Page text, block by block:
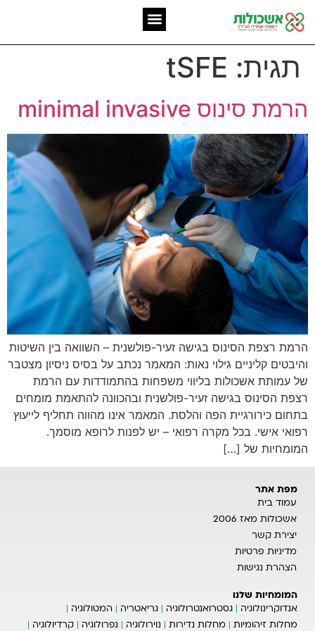
תגית: tSFE
הרמת סינוס minimal invasive
הרמת רצפת הסינוס בגישה זעיר-פולשנית – השוואה בין השיטות
והיבטים קליניים גילוי נאות: המאמר נכתב על בסיס ניסיון מצטבר
של עמותת אשכולות בליווי משפחות בהתמודדות עם הרמת
רצפת הסינוס בגישה זעיר-פולשנית ובהכוונה להתאמת מומחים
בתחום כירורגיית הפה והלסת. המאמר אינו מהווה תחליף לייעוץ
רפואי אישי. בכל מקרה רפואי – יש לפנות לרופא מוסמך.
המומחיות של […]
מפת אתר
עמוד בית
אשכולות מאז 2006
יצירת קשר
מדיניות פרטיות
הצהרת נגישות
המומחיות שלנו
אנדוקרינולוגיה
גסטרואנטרולוגיה גריאטריה
המטולוגיה
מחלות זיהומיות
מחלות נדירות נוירולוגיה נפרולוגיה קרדיולוגיה